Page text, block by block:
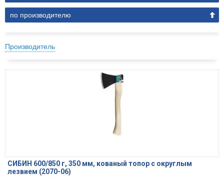
по производителю
Производитель
СИБИН 600/850 г, 350 мм, кованый топор с округлым
лезвием (2070-06)